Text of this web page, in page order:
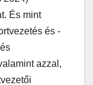
És mint
és -
azzal,